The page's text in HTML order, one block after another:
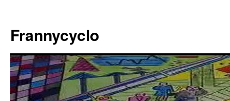
contenu
Frannycyclo